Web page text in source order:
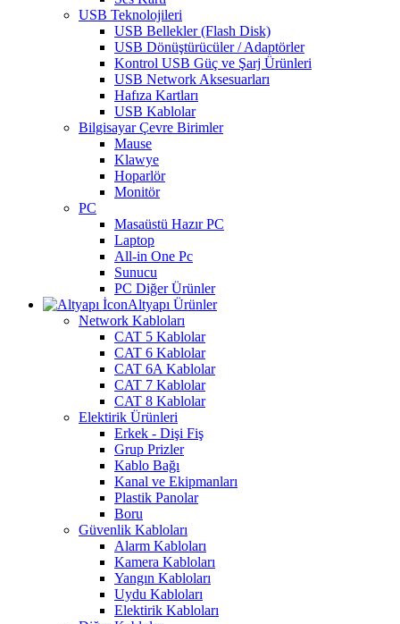
USB Teknolojileri
USB Bellekler (Flash Disk)
USB Dönüştürücüler / Adaptörler
Kontrol USB Güç ve Şarj Ürünleri
USB Network Aksesuarları
Hafıza Kartları
USB Kablolar
Bilgisayar Çevre Birimler
Mause
Klawye
Hoparlör
Monitör
PC
Masaüstü Hazır PC
Laptop
All-in One Pc
Sunucu
PC Diğer Ürünler
Altyapı Ürünler
Network Kabloları
CAT 5 Kablolar
CAT 6 Kablolar
CAT 6A Kablolar
CAT 7 Kablolar
CAT 8 Kablolar
Elektirik Ürünleri
Erkek - Dişi Fiş
Grup Prizler
Kablo Bağı
Kanal ve Ekipmanları
Plastik Panolar
Boru
Güvenlik Kabloları
Alarm Kabloları
Kamera Kabloları
Yangın Kabloları
Uydu Kabloları
Elektirik Kabloları